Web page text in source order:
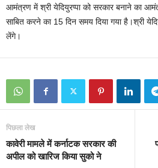
आमंत्रण में श्री येदियुरप्पा को सरकार बनाने का
साबित करने का 15 दिन समय दिया गया है।श्री
लेंगे।
पिछला लेख
कावेरी मामले में कर्नाटक सरकार की
अपील को खारिज किया सुको ने